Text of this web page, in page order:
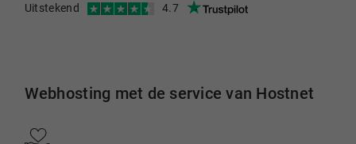
Uitstekend 4.7
Webhosting met de service van Hostnet